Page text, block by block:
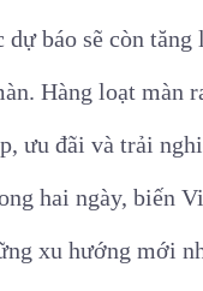
dự báo sẽ còn
Hàng loạt màn
ưu đãi và trải
hai ngày, biến
xu hướng mới